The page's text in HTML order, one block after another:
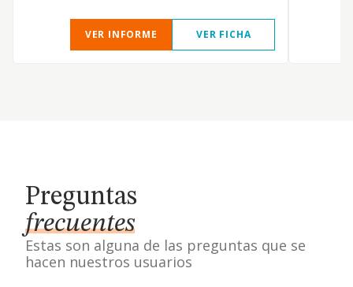
VER INFORME VER FICHA
Preguntas
frecuentes
Estas son alguna de las preguntas que se
hacen nuestros usuarios